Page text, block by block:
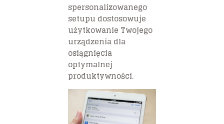
spersonalizowanego
setupu dostosowuje
użytkowanie Twojego
urządzenia dla
osiągnięcia
optymalnej
produktywności.